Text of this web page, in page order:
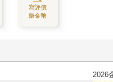
寫評價
賺金幣